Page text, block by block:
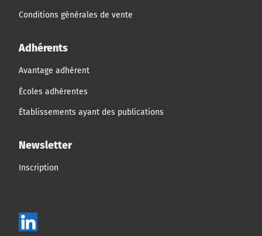
Conditions générales de vente
Adhérents
Avantage adhérent
Écoles adhérentes
Établissements ayant des publications
Newsletter
Inscription